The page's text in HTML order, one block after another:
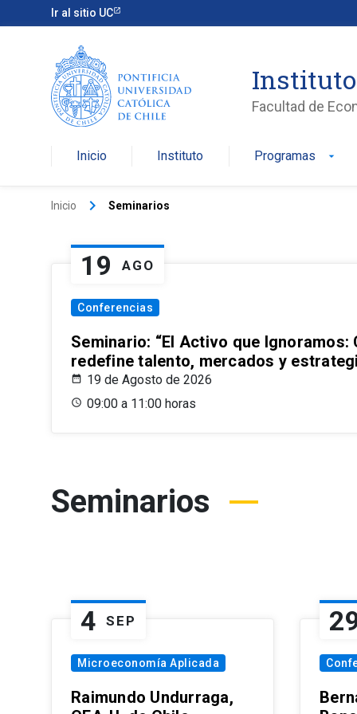
Ir al sitio UC
Facultad de
Inicio Instituto Programas arrow_drop_down
Inicio keyboard_arrow_right Seminarios
19 AGO
Conferencias
Seminario: “El Activo que
redefine talento, mercados y
19 de Agosto de 2026
09:00 a 11:00 horas
Seminarios
4 SEP
Microeconomía Aplicada
Raimundo Undurraga,